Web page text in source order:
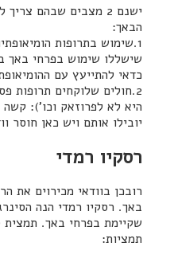
ישנם 2 מצבים שבהם
הבאך:
1.שימוש בתרופות
שישללו שימוש בפרחי באך
כדאי להתייעץ עם
2.חולים שלוקחים תרופות
היא לא לפרוזאק וכו'):
יובילו אותם ויש כאן חוסר
רסקיו רמדי
רובכן בוודאי מכירוים את
באך. רסקיו רמדי הנה
תמציות: